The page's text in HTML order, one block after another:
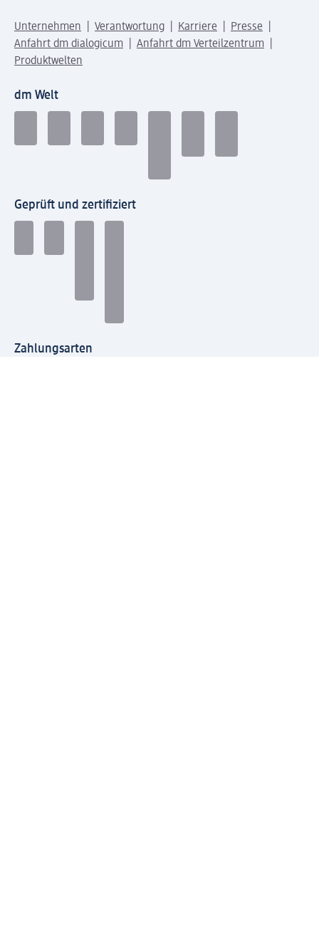
Unternehmen Verantwortung Karriere
Presse
Anfahrt dm dialogicum
Anfahrt dm Verteilzentrum
Produktwelten
dm Welt
Geprüft und zertifiziert
Zahlungsarten